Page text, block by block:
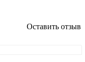
Оставить отзыв